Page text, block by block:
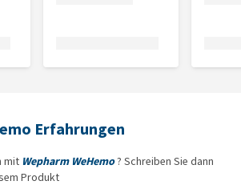
Erfahrungen
mit Wepharm WeHemo? Schreiben Sie dann
Produkt